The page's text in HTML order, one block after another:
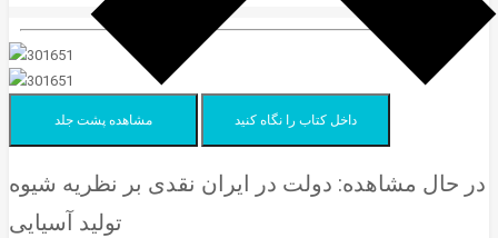
مشاهده پشت جلد داخل کتاب را نگاه کنید
در حال مشاهده: دولت در ایران نقدی بر نظریه شیوه
تولید آسیایی